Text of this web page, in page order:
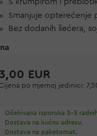
S krumpirom i
Smanjuje opterećenje
Bez dodanih šećera,
3,00 EUR
po mjernoj jedinici:
Očekivana isporuka 3-5
Dostava na kućnu adresu.
Dostava na paketomat.